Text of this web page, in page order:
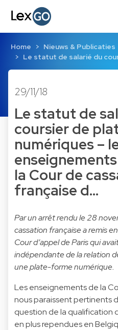
Home
Nieuws & Publicaties
Le statut de salarié du
29/11/18
Le statut de
coursier de
numériques –
la Cour de
française d…
Par un arrêt rendu le 28
cassation française a remis
Cour d’appel de Paris qui
indépendante de la relation
une plate-forme numérique.
Les enseignements de la
nous paraissent pertinents
question de la qualification
en plus rependues en